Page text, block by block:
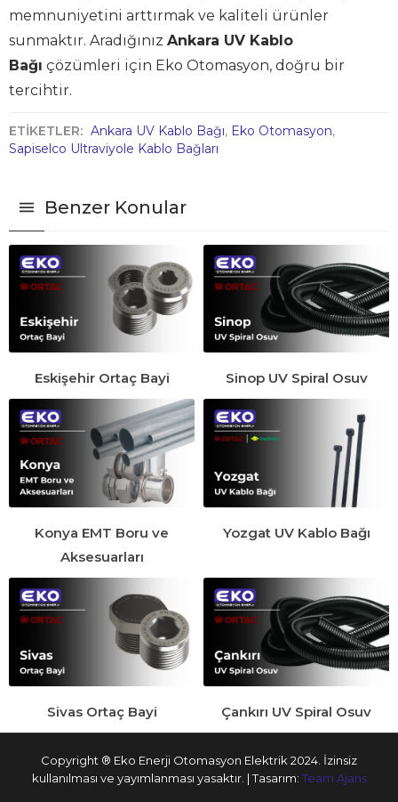
memnuniyetini arttırmak ve kaliteli ürünler
sunmaktır. Aradığınız Ankara UV Kablo
Bağı çözümleri için Eko Otomasyon, doğru bir
tercihtir.
ETİKETLER: Ankara UV Kablo Bağı, Eko Otomasyon,
Sapiselco Ultraviyole Kablo Bağları
Benzer Konular
Eskişehir Ortaç Bayi Sinop UV Spiral Osuv
Konya EMT Boru ve
Aksesuarları
Yozgat UV Kablo Bağı
Sivas Ortaç Bayi Çankırı UV Spiral Osuv
Copyright ® Eko Enerji Otomasyon Elektrik 2024. İzinsiz
kullanılması ve yayımlanması yasaktır. | Tasarım: Team Ajans